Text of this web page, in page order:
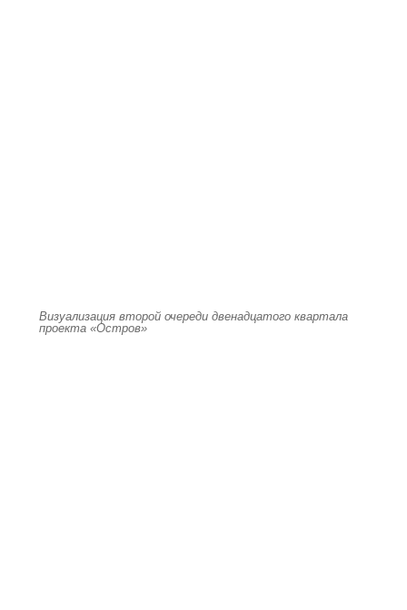
Визуализация второй очереди двенадцатого квартала
проекта «Остров»